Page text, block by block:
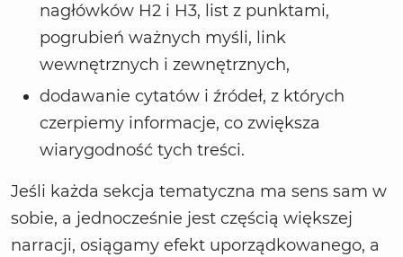
nagłówków H2 i H3, list z punktami,
pogrubień ważnych myśli, link
wewnętrznych i zewnętrznych,
dodawanie cytatów i źródeł, z których
czerpiemy informacje, co zwiększa
wiarygodność tych treści.
Jeśli każda sekcja tematyczna ma sens sam w
sobie, a jednocześnie jest częścią większej
narracji, osiągamy efekt uporządkowanego, a